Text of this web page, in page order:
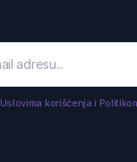
Uslovima korišćenja i